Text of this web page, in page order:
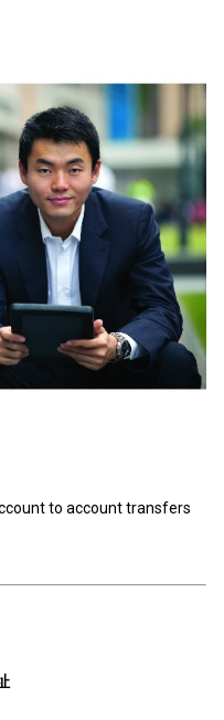
to account transfers